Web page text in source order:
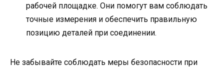
рабочей площадке. Они помогут вам соблюдать
точные измерения и обеспечить правильную
позицию деталей при соединении.
Не забывайте соблюдать меры безопасности при